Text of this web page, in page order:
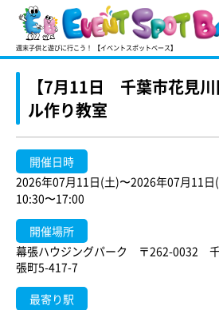
週末子供と遊びに行こう！ 【イベントスポットベース】
【7月11日 千葉市花見
ル作り教室
開催日時
2026年07月11日(土)〜2026年07月11日
10:30〜17:00
開催場所
幕張ハウジングパーク 〒262-0032
張町5-417-7
最寄り駅